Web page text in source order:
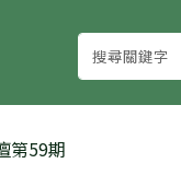
第59期